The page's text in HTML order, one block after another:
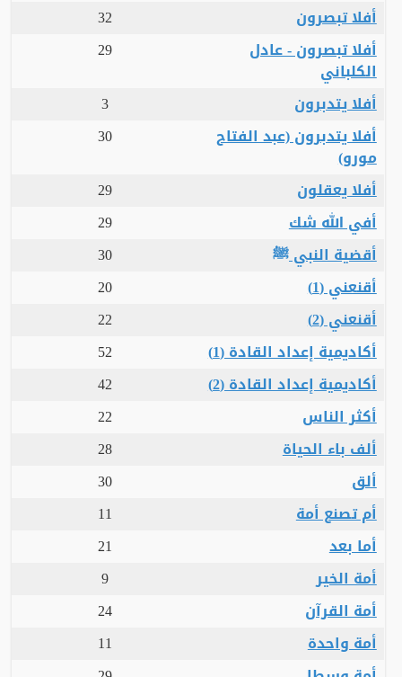
أفلا تبصرون
32
أفلا تبصرون - عادل
الكلباني
29
أفلا يتدبرون
3
أفلا يتدبرون (عبد الفتاح
مورو)
30
أفلا يعقلون
29
أفي الله شك
29
أقضية النبي ﷺ
30
أقنعني (1)
20
أقنعني (2)
22
أكاديمية إعداد القادة (1)
52
أكاديمية إعداد القادة (2)
42
أكثر الناس
22
ألف باء الحياة
28
ألق
30
أم تصنع أمة
11
أما بعد
21
أمة الخير
9
أمة القرآن
24
أمة واحدة
11